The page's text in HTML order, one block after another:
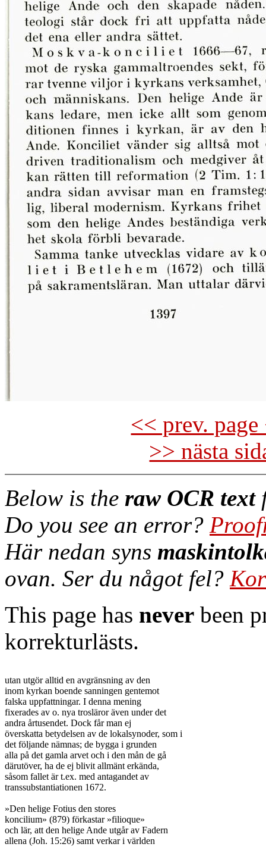
<< prev.
>> nästa
Below is the raw OCR text
Do you see an error?
Här nedan syns
ovan. Ser du något fel?
This page has never been
korrekturlästs.
utan utgör alltid en avgränsning av den
inom kyrkan boende sanningen gentemot
falska uppfattningar. I denna mening
fixerades av o. nya trosläror även under det
andra årtusendet. Dock får man ej
överskatta betydelsen av de lokalsynoder, som i
det följande nämnas; de bygga i grunden
alla på det gamla arvet och i den mån de gå
därutöver, ha de ej blivit allmänt erkända,
såsom fallet är t.ex. med antagandet av
transsubstantiationen 1672.
»Den helige Fotius den stores
koncilium» (879) förkastar »filioque»
och lär, att den helige Ande utgår av Fadern
allena (Joh. 15:26) samt verkar i världen